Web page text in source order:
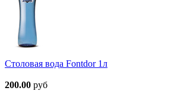
Столовая вода Fontdor 1л
200.00 руб